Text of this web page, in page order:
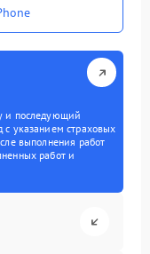
и последующий
с указанием страховых
выполнения работ
работ и